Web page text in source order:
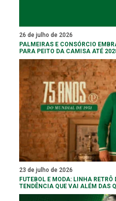
26 de julho de 2026
PALMEIRAS E CONSÓRCIO
PARA PEITO DA CAMISA ATÉ
23 de julho de 2026
FUTEBOL E MODA: LINHA RETRÔ
TENDÊNCIA QUE VAI ALÉM DAS